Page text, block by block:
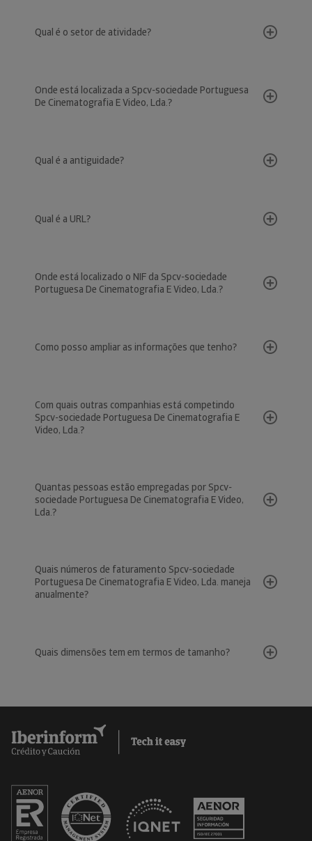
Qual é o setor de atividade?
Onde está localizada a Spcv-sociedade Portuguesa
De Cinematografia E Video, Lda.?
Qual é a antiguidade?
Qual é a URL?
Onde está localizado o NIF da Spcv-sociedade
Portuguesa De Cinematografia E Video, Lda.?
Como posso ampliar as informações que tenho?
Com quais outras companhias está competindo
Spcv-sociedade Portuguesa De Cinematografia E
Video, Lda.?
Quantas pessoas estão empregadas por Spcv-
sociedade Portuguesa De Cinematografia E Video,
Lda.?
Quais números de faturamento Spcv-sociedade
Portuguesa De Cinematografia E Video, Lda. maneja
anualmente?
Quais dimensões tem em termos de tamanho?